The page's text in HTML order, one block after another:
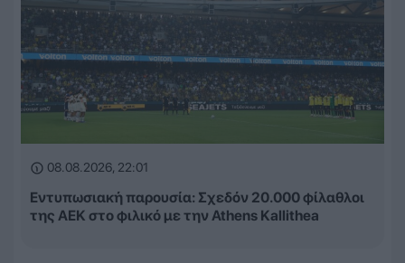
08.08.2026, 22:01
Εντυπωσιακή παρουσία: Σχεδόν 20.000 φίλαθλοι
της ΑΕΚ στο φιλικό με την Athens Kallithea